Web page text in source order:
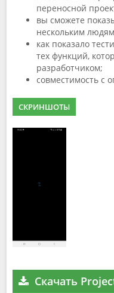
переносной
вы сможете
нескольким
как показало
тех функций,
разработчиком;
совместимость с
СКРИНШОТЫ
Скачать